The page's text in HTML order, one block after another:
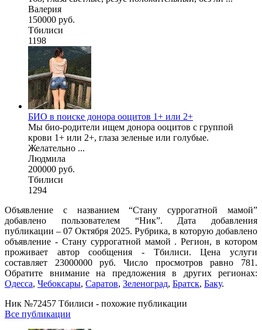
Валерия
150000 руб.
Тбилиси
1198
БИО в поиске донора ооцитов 1+ или 2+
Мы био-родители ищем донора ооцитов с группой
крови 1+ или 2+, глаза зеленые или голубые.
Желательно ...
Людмила
200000 руб.
Тбилиси
1294
Объявление с названием “Стану суррогатной мамой”
добавлено пользователем “Ник”. Дата добавления
публикации – 07 Октября 2025. Рубрика, в которую добавлено
объявление - Cтану суррогатной мамой . Регион, в котором
проживает автор сообщения - Тбилиси. Цена услуги
составляет 23000000 руб. Число просмотров равно 781.
Обратите внимание на предложения в других регионах:
Одесса, Чебоксары, Саратов, Зеленоград, Братск, Баку.
Ник №72457 Тбилиси - похожие публикации
Все публикации